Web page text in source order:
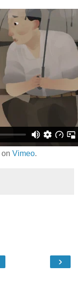
on Vimeo.
›